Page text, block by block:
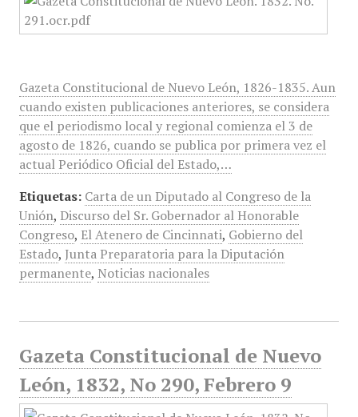
Gazeta Constitucional de Nuevo León, 1826-1835. Aun
cuando existen publicaciones anteriores, se considera
que el periodismo local y regional comienza el 3 de
agosto de 1826, cuando se publica por primera vez el
actual Periódico Oficial del Estado,…
Etiquetas: Carta de un Diputado al Congreso de la
Unión, Discurso del Sr. Gobernador al Honorable
Congreso, El Atenero de Cincinnati, Gobierno del
Estado, Junta Preparatoria para la Diputación
permanente, Noticias nacionales
Gazeta Constitucional de Nuevo
León, 1832, No 290, Febrero 9